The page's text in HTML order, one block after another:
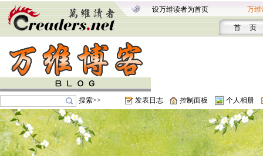
设万维读者为首页 万维
首 页
搜索>> 发表日志 控制面板 个人相册